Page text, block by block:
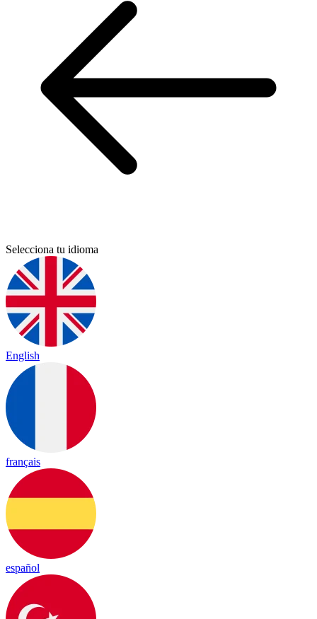
Selecciona tu idioma
English
français
español